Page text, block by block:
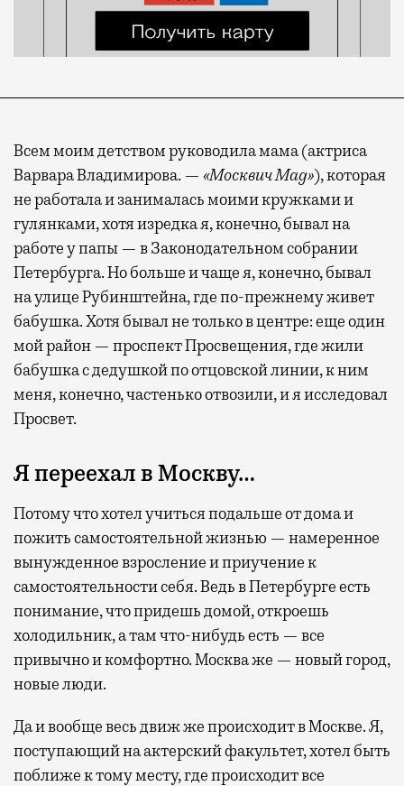
Всем моим детством руководила мама (актриса
Варвара Владимирова. — «Москвич Mag»), которая
не работала и занималась моими кружками и
гулянками, хотя изредка я, конечно, бывал на
работе у папы — в Законодательном собрании
Петербурга. Но больше и чаще я, конечно, бывал
на улице Рубинштейна, где по-прежнему живет
бабушка. Хотя бывал не только в центре: еще один
мой район — проспект Просвещения, где жили
бабушка с дедушкой по отцовской линии, к ним
меня, конечно, частенько отвозили, и я исследовал
Просвет.
Я переехал в Москву…
Потому что хотел учиться подальше от дома и
пожить самостоятельной жизнью — намеренное
вынужденное взросление и приучение к
самостоятельности себя. Ведь в Петербурге есть
понимание, что придешь домой, откроешь
холодильник, а там что-нибудь есть — все
привычно и комфортно. Москва же — новый город,
новые люди.
Да и вообще весь движ же происходит в Москве. Я,
поступающий на актерский факультет, хотел быть
поближе к тому месту, где происходит все